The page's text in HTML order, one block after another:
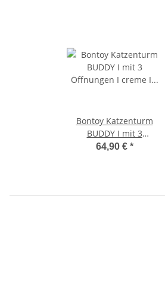
Bontoy Katzenturm
BUDDY I mit 3
Öffnungen I creme I
64,90 € *